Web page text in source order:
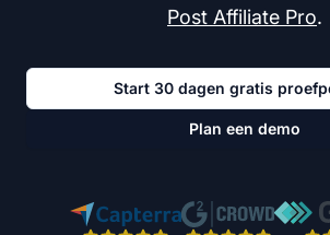
Post Affiliate Pro.
Start 30 dagen gratis
Plan een demo